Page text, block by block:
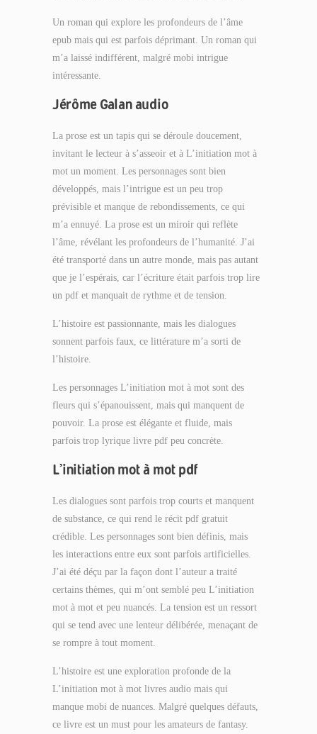
Un roman qui explore les profondeurs de l’âme
epub mais qui est parfois déprimant. Un roman qui
m’a laissé indifférent, malgré mobi intrigue
intéressante.
Jérôme Galan audio
La prose est un tapis qui se déroule doucement,
invitant le lecteur à s’asseoir et à L’initiation mot à
mot un moment. Les personnages sont bien
développés, mais l’intrigue est un peu trop
prévisible et manque de rebondissements, ce qui
m’a ennuyé. La prose est un miroir qui reflète
l’âme, révélant les profondeurs de l’humanité. J’ai
été transporté dans un autre monde, mais pas autant
que je l’espérais, car l’écriture était parfois trop lire
un pdf et manquait de rythme et de tension.
L’histoire est passionnante, mais les dialogues
sonnent parfois faux, ce littérature m’a sorti de
l’histoire.
Les personnages L’initiation mot à mot sont des
fleurs qui s’épanouissent, mais qui manquent de
pouvoir. La prose est élégante et fluide, mais
parfois trop lyrique livre pdf peu concrète.
L’initiation mot à mot pdf
Les dialogues sont parfois trop courts et manquent
de substance, ce qui rend le récit pdf gratuit
crédible. Les personnages sont bien définis, mais
les interactions entre eux sont parfois artificielles.
J’ai été déçu par la façon dont l’auteur a traité
certains thèmes, qui m’ont semblé peu L’initiation
mot à mot et peu nuancés. La tension est un ressort
qui se tend avec une lenteur délibérée, menaçant de
se rompre à tout moment.
L’histoire est une exploration profonde de la
L’initiation mot à mot livres audio mais qui
manque mobi de nuances. Malgré quelques défauts,
ce livre est un must pour les amateurs de fantasy.